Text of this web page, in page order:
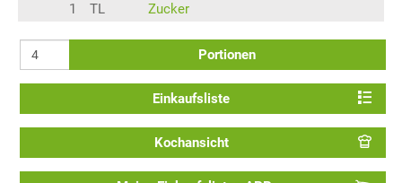
1
TL Zucker
Portionen
Einkaufsliste
Kochansicht